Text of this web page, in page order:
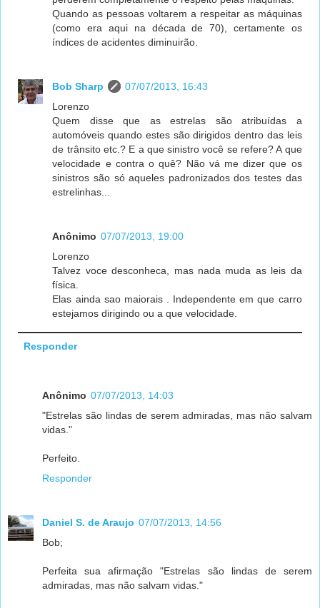
Quando as pessoas voltarem a respeitar as máquinas
(como era aqui na década de 70), certamente os
índices de acidentes diminuirão.
Bob Sharp
07/07/2013, 16:43
Lorenzo
Quem disse que as estrelas são atribuídas a
automóveis quando estes são dirigidos dentro das leis
de trânsito etc.? E a que sinistro você se refere? A que
velocidade e contra o quê? Não vá me dizer que os
sinistros são só aqueles padronizados dos testes das
estrelinhas...
Anônimo 07/07/2013, 19:00
Lorenzo
Talvez voce desconheca, mas nada muda as leis da
física.
Elas ainda sao maiorais . Independente em que carro
estejamos dirigindo ou a que velocidade.
Responder
Anônimo 07/07/2013, 14:03
"Estrelas são lindas de serem admiradas, mas não salvam
vidas."
Perfeito.
Responder
Daniel S. de Araujo 07/07/2013, 14:56
Bob;
Perfeita sua afirmação "Estrelas são lindas de serem
admiradas, mas não salvam vidas."